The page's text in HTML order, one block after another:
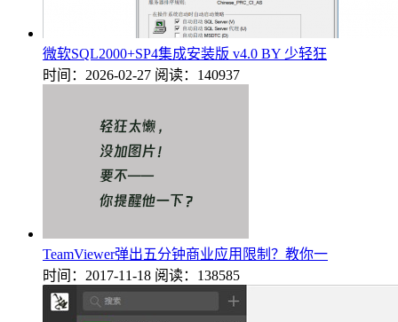
微软SQL2000+SP4集成安装版 v4.0 BY 少轻狂
时间：2026-02-27 阅读：140937
TeamViewer弹出五分钟商业应用限制？教你一
时间：2017-11-18 阅读：138585